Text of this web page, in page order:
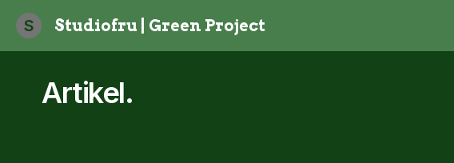
S Studiofru | Green Project
Artikel.